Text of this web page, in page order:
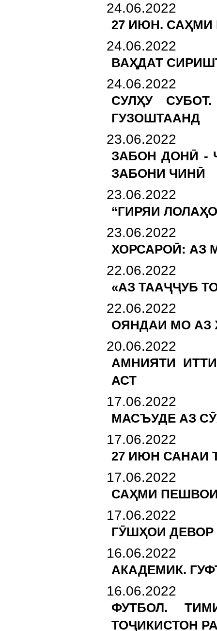
24.06.2022
27 ИЮН.
24.06.2022
ВАҲДАТ
24.06.2022
СУЛҲУ
ГУЗОШТААНД
23.06.2022
ЗАБОН ДОНӢ -
ЗАБОНИ ЧИНӢ
23.06.2022
“ГИРЯИ
23.06.2022
ХОРСАРОӢ: АЗ
22.06.2022
«АЗ ТААҶҶУБ
22.06.2022
ОЯНДАИ МО АЗ
20.06.2022
АМНИЯТИ
АСТ
17.06.2022
МАСЪУДЕ АЗ
17.06.2022
27 ИЮН САНАИ
17.06.2022
САҲМИ
17.06.2022
ГӮШҲОИ
16.06.2022
АКАДЕМИК.
16.06.2022
ФУТБОЛ.
ТОҶИКИСТОН